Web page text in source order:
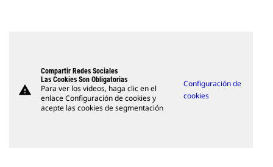
warning
Compartir Redes Sociales
Las Cookies Son Obligatorias
Para ver los videos, haga clic en el
enlace Configuración de cookies y
acepte las cookies de segmentación
Configuración de
cookies